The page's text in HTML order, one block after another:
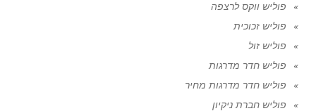
פוליש ווקס לרצפה
פוליש זכוכית
פוליש זול
פוליש חדר מדרגות
פוליש חדר מדרגות מחיר
פוליש חברת ניקיון